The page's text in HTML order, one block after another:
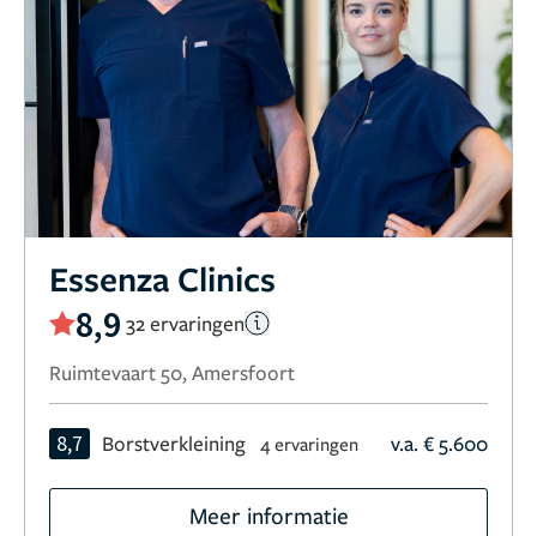
Essenza Clinics
8,9 32 ervaringen
Ruimtevaart 50, Amersfoort
8,7 Borstverkleining 4 ervaringen v.a. € 5.600
Meer informatie